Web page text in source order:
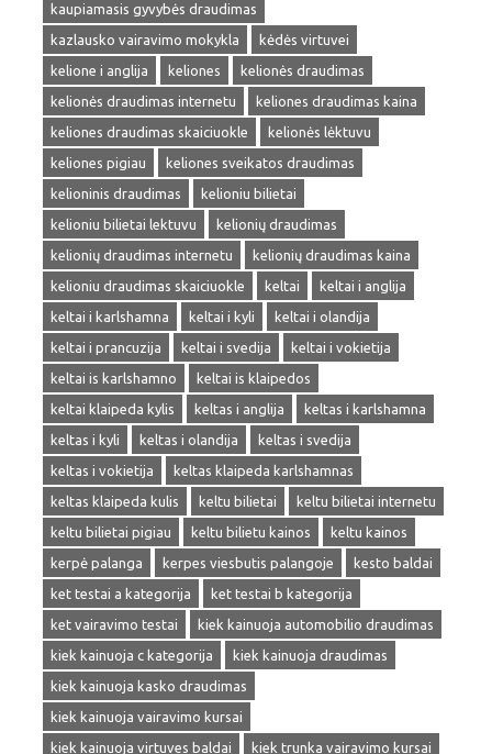
kaupiamasis gyvybės draudimas
kazlausko vairavimo mokykla
kėdės virtuvei
kelione i anglija
keliones
kelionės draudimas
kelionės draudimas internetu
keliones draudimas kaina
keliones draudimas skaiciuokle
kelionės lėktuvu
keliones pigiau
keliones sveikatos draudimas
kelioninis draudimas
kelioniu bilietai
kelioniu bilietai lektuvu
kelionių draudimas
kelionių draudimas internetu
kelionių draudimas kaina
kelioniu draudimas skaiciuokle
keltai
keltai i anglija
keltai i karlshamna
keltai i kyli
keltai i olandija
keltai i prancuzija
keltai i svedija
keltai i vokietija
keltai is karlshamno
keltai is klaipedos
keltai klaipeda kylis
keltas i anglija
keltas i karlshamna
keltas i kyli
keltas i olandija
keltas i svedija
keltas i vokietija
keltas klaipeda karlshamnas
keltas klaipeda kulis
keltu bilietai
keltu bilietai internetu
keltu bilietai pigiau
keltu bilietu kainos
keltu kainos
kerpė palanga
kerpes viesbutis palangoje
kesto baldai
ket testai a kategorija
ket testai b kategorija
ket vairavimo testai
kiek kainuoja automobilio draudimas
kiek kainuoja c kategorija
kiek kainuoja draudimas
kiek kainuoja kasko draudimas
kiek kainuoja vairavimo kursai
kiek kainuoja virtuves baldai
kiek trunka vairavimo kursai